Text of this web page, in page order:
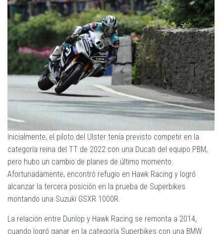
Inicialmente, el piloto del Ulster tenía previsto competir en la
categoría reina del TT de 2022 con una Ducati del equipo PBM,
pero hubo un cambio de planes de último momento.
Afortunadamente, encontró refugio en Hawk Racing y logró
alcanzar la tercera posición en la prueba de Superbikes
montando una Suzuki GSXR 1000R.
La relación entre Dunlop y Hawk Racing se remonta a 2014,
cuando logró ganar en la categoría Superbikes con una BMW.